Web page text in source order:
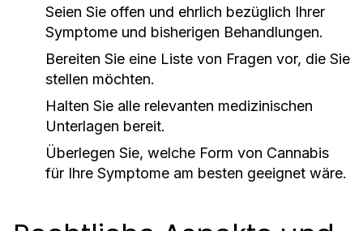
Seien Sie offen und ehrlich bezüglich Ihrer
Symptome und bisherigen Behandlungen.
Bereiten Sie eine Liste von Fragen vor, die Sie
stellen möchten.
Halten Sie alle relevanten medizinischen
Unterlagen bereit.
Überlegen Sie, welche Form von Cannabis
für Ihre Symptome am besten geeignet wäre.